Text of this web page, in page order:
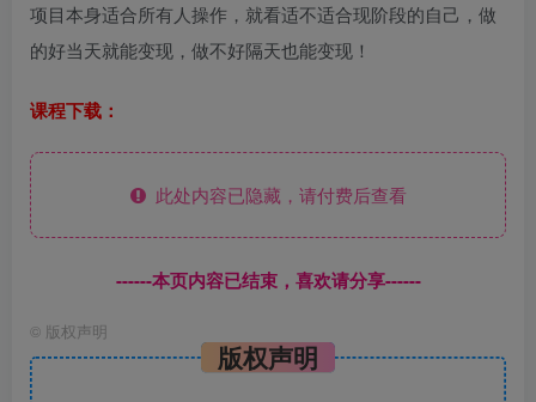
项目本身适合所有人操作，就看适不适合现阶段的自己，做
的好当天就能变现，做不好隔天也能变现！
课程下载：
此处内容已隐藏，请付费后查看
------本页内容已结束，喜欢请分享------
© 版权声明
版权声明